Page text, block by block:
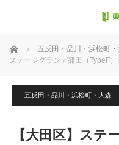
ホーム 五反田・品川・浜松町・
ステージグランデ蒲田（TypeF
五反田・品川・浜松町・大森
【大田区】ステ